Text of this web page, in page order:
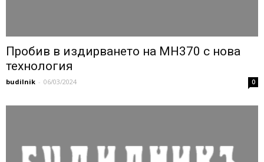
Пробив в издирването на MH370 с нова
технология
budilnik - 06/03/2024 0